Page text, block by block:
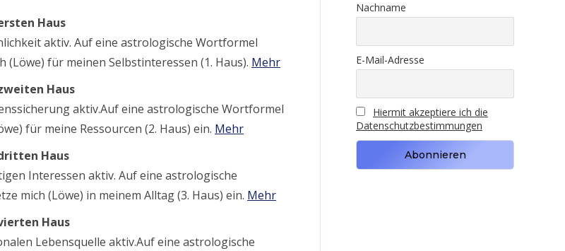
Haus
aktiv. Auf eine astrologische Wortformel
für meinen Selbstinteressen (1. Haus). Mehr
Haus
aktiv.Auf eine astrologische Wortformel
für meine Ressourcen (2. Haus) ein. Mehr
Haus
Interessen aktiv. Auf eine astrologische
mich (Löwe) in meinem Alltag (3. Haus) ein. Mehr
Haus
Lebensquelle aktiv.Auf eine astrologische
Nachname
E-Mail-Adresse
Hiermit akzeptiere ich die
Datenschutzbestimmungen